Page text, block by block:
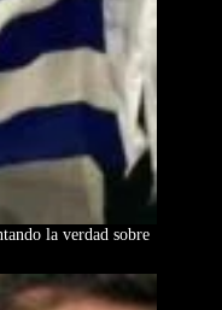
la verdad sobre